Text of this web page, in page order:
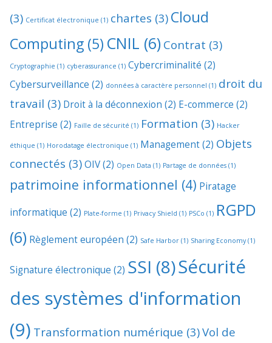
(3) Certificat électronique (1) chartes (3) Cloud
Computing (5) CNIL (6) Contrat (3)
Cryptographie (1) cyberassurance (1) Cybercriminalité (2)
Cybersurveillance (2) données à caractère personnel (1) droit du
travail (3) Droit à la déconnexion (2) E-commerce (2)
Entreprise (2) Faille de sécurité (1) Formation (3) Hacker
éthique (1) Horodatage électronique (1) Management(2) Objets
connectés (3)OIV(2) Open Data (1) Partage de données (1)
patrimoine informationnel (4) Piratage
informatique (2) Plate-forme (1) Privacy Shield (1) PSCo (1) RGPD
(6) Règlement européen (2) Safe Harbor (1) Sharing Economy(1)
Signature électronique (2) SSI (8)Sécurité
des systèmes d'information
(9) Transformation numérique (3)Vol de